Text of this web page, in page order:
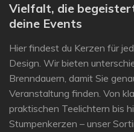
Vielfalt, die
deine Events
Hier findest du Kerzen für
Design. Wir bieten
Brenndauern, damit Sie
Veranstaltung finden. Von
praktischen Teelichtern bis
Stumpenkerzen – unser